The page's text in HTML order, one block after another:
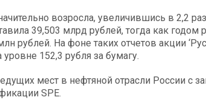
возросла, увеличившись в 2,2
39,503 млрд рублей, тогда как годом
рублей. На фоне таких отчетов акции
152,3 рубля за бумагу.
мест в нефтяной отрасли России с
SPE.